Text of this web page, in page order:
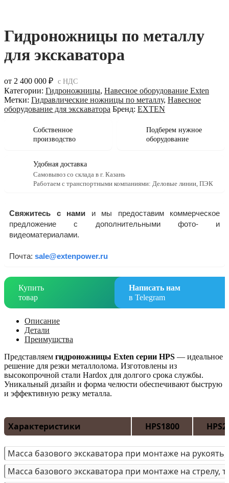
Гидроножницы по металлу
для экскаватора
от 2 400 000 ₽ с НДС
Категории: Гидроножницы, Навесное оборудование Exten
Метки: Гидравлические ножницы по металлу, Навесное
оборудование для экскаватора Бренд: EXTEN
Собственное
производство
Подберем нужное
оборудование
Удобная доставка
Самовывоз со склада в г. Казань
Работаем с транспортными компаниями: Деловые линии, ПЭК
Свяжитесь с нами и мы предоставим коммерческое
предложение с дополнительными фото- и
видеоматериалами.
Почта: sale@extenpower.ru
Купить
товар
Написать нам
в Telegram
Описание
Детали
Преимущства
Представляем гидроножницы Exten серии HPS — идеальное
решение для резки металлолома. Изготовлены из
высокопрочной стали Hardox для долгого срока службы.
Уникальный дизайн и форма челюсти обеспечивают быструю
и эффективную резку металла.
Характеристики HPS1800
Масса базового экскаватора при монтаже на рукоять,
Масса базового экскаватора при монтаже на стрелу, т